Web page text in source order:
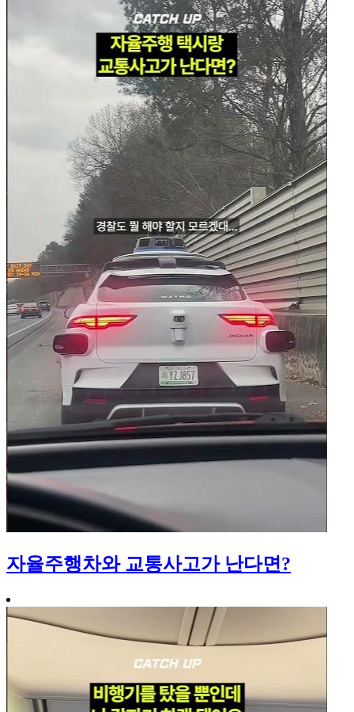
자율주행차와 교통사고가 난다면?